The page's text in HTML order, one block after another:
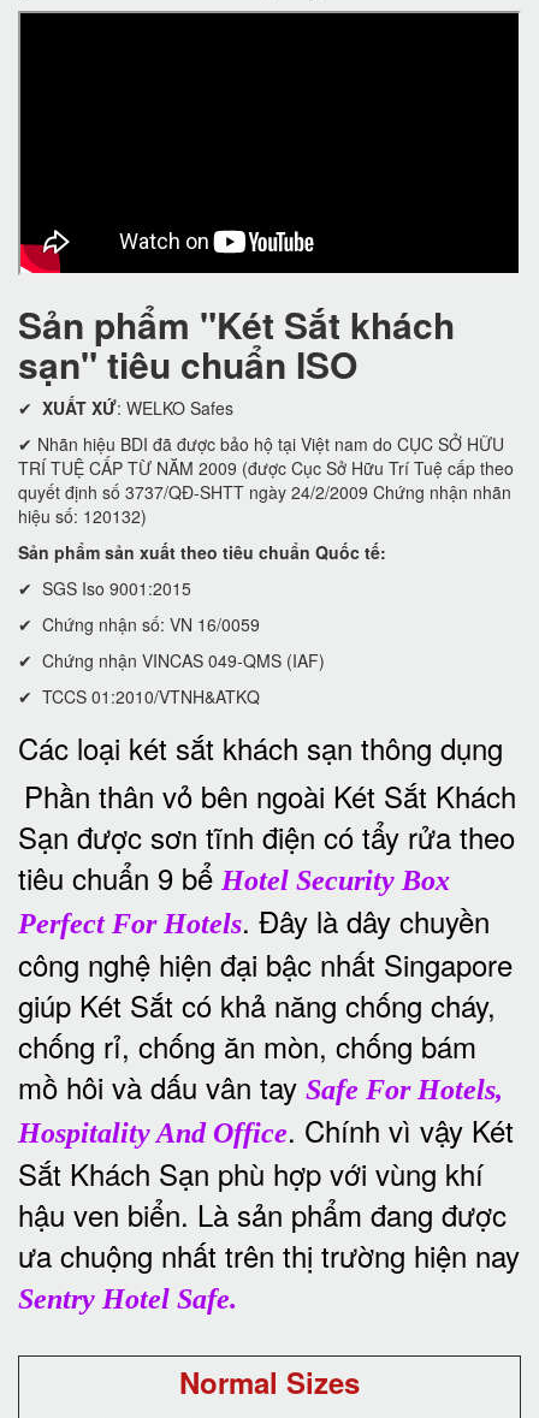
Sản phẩm "Két Sắt khách
sạn" tiêu chuẩn ISO
✔ XUẤT XỨ: WELKO Safes
✔ Nhãn hiệu BDI đã được bảo hộ tại Việt nam do CỤC SỞ HỮU
TRÍ TUỆ CẤP TỪ NĂM 2009 (được Cục Sở Hữu Trí Tuệ cấp theo
quyết định số 3737/QĐ-SHTT ngày 24/2/2009 Chứng nhận nhãn
hiệu số: 120132)
Sản phẩm sản xuất theo tiêu chuẩn Quốc tế:
✔ SGS Iso 9001:2015
✔ Chứng nhận số: VN 16/0059
✔ Chứng nhận VINCAS 049-QMS (IAF)
✔ TCCS 01:2010/VTNH&ATKQ
Các loại két sắt khách sạn thông dụng
Phần thân vỏ bên ngoài Két Sắt Khách
Sạn được sơn tĩnh điện có tẩy rửa theo
tiêu chuẩn 9 bể Hotel Security Box
Perfect For Hotels. Đây là dây chuyền
công nghệ hiện đại bậc nhất Singapore
giúp Két Sắt có khả năng chống cháy,
chống rỉ, chống ăn mòn, chống bám
mồ hôi và dấu vân tay Safe For Hotels,
Hospitality And Office. Chính vì vậy Két
Sắt Khách Sạn phù hợp với vùng khí
hậu ven biển. Là sản phẩm đang được
ưa chuộng nhất trên thị trường hiện nay
Sentry Hotel Safe.
Normal Sizes